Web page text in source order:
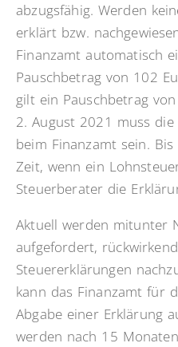
abzugsfähig. Werden
erklärt bzw.
Finanzamt automatisch
Pauschbetrag von 102
gilt ein Pauschbetrag
2. August 2021 muss
beim Finanzamt sein.
Zeit, wenn ein
Steuerberater die
Aktuell werden mitunter
aufgefordert,
Steuererklärungen
kann das Finanzamt für
Abgabe einer Erklärung
werden nach 15